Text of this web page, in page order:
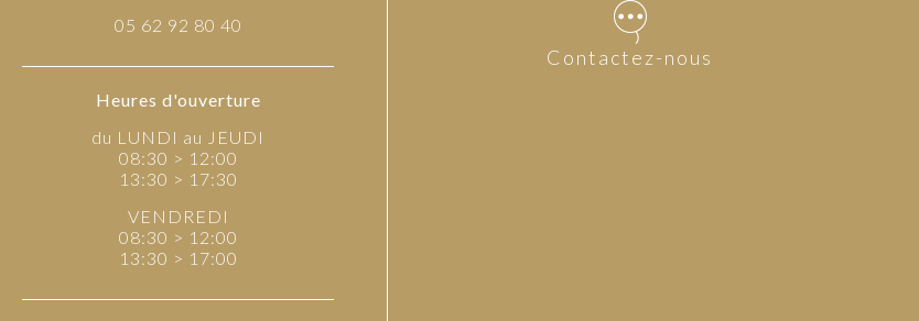
05 62 92 80 40
Heures d'ouverture
du LUNDI au JEUDI
08:30 > 12:00
13:30 > 17:30
VENDREDI
08:30 > 12:00
13:30 > 17:00
Contactez-nous